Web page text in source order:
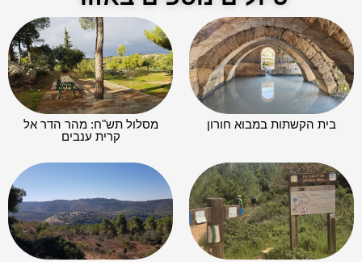
בית הקשתות במבוא חורון
מסלול תש"ח: מהר הדר אל
קרית ענבים